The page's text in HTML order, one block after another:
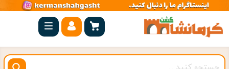
صفحه
اصلی
کرمانشاه